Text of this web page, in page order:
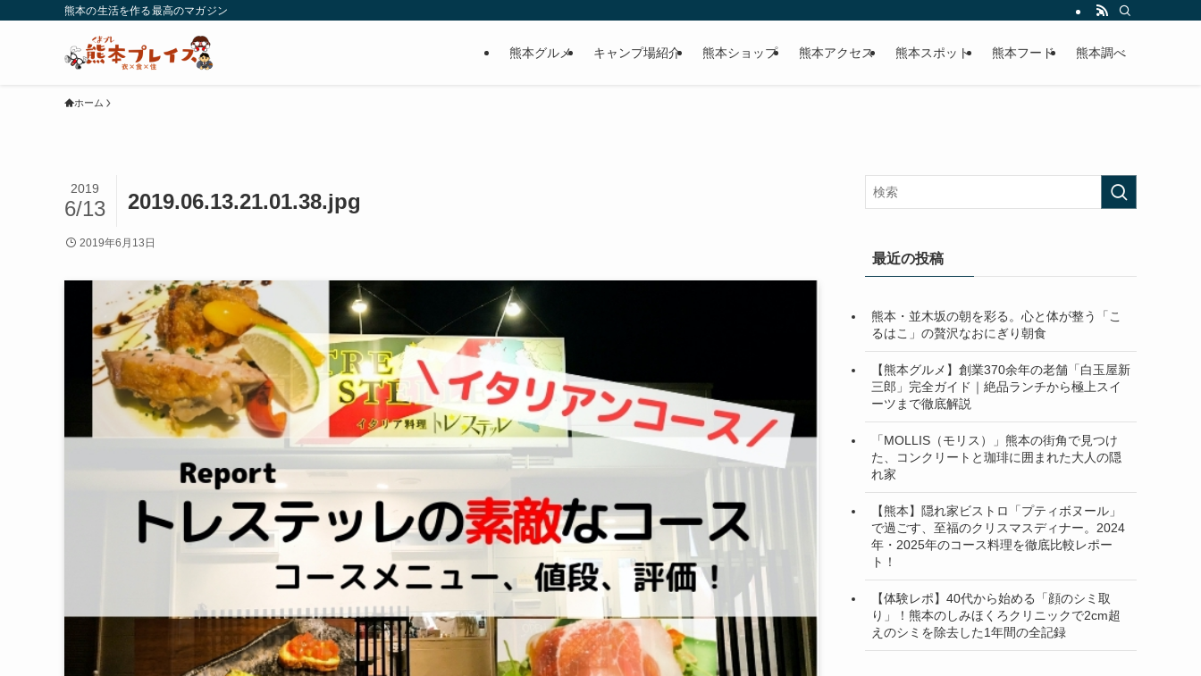
熊本の生活を作る最高のマガジン
熊本グルメ キャンプ場紹介 熊本ショップ 熊本アクセス 熊本スポット 熊本フード 熊本調べ
ホーム
2019.06.13.21.01.38.jpg
2019
6/13
2019年6月13日
最近の投稿
熊本・並木坂の朝を彩る。心と体が整う「こ
るはこ」の贅沢なおにぎり朝食
【熊本グルメ】創業370余年の老舗「白玉屋新
三郎」完全ガイド｜絶品ランチから極上スイ
ーツまで徹底解説
「MOLLIS（モリス）」熊本の街角で見つけ
た、コンクリートと珈琲に囲まれた大人の隠
れ家
【熊本】隠れ家ビストロ「プティボヌール」
で過ごす、至福のクリスマスディナー。2024
年・2025年のコース料理を徹底比較レポー
ト！
【体験レポ】40代から始める「顔のシミ取
り」！熊本のしみほくろクリニックで2cm超
えのシミを除去した1年間の全記録